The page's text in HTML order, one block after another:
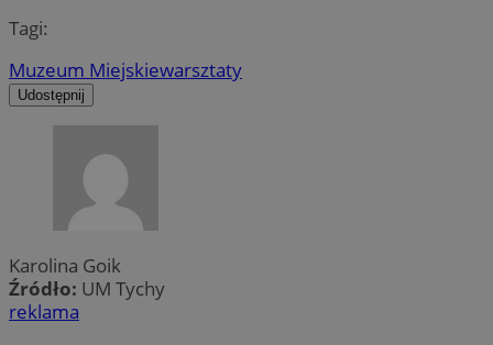
Tagi:
Muzeum Miejskiewarsztaty
Udostępnij
Karolina Goik
Źródło: UM Tychy
reklama